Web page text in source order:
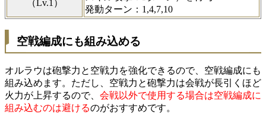
（Lv.1）
発動ターン：1,4,7,10
空戦編成にも組み込める
オルラウは砲撃力と空戦力を強化できるので、空戦編成にも
組み込めます。ただし、空戦力と砲撃力は会戦が長引くほど
火力が上昇するので、 会戦以外で使用する場合は空戦編成に
組み込むのは避けるのがおすすめです。